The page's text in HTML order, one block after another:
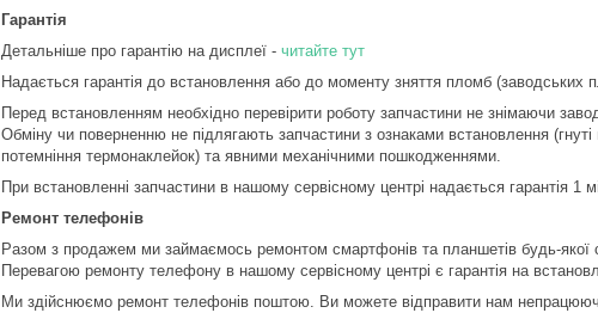
Гарантія
Детальніше про гарантію на дисплеї - читайте тут
Надається гарантія до встановлення або до моменту зняття пломб (заводських
Перед встановленням необхідно перевірити роботу запчастини не знімаючи
Обміну чи поверненню не підлягають запчастини з ознаками встановлення
потемніння термонаклейок) та явними механічними пошкодженнями.
При встановленні запчастини в нашому сервісному центрі надається гарантія 1
Ремонт телефонів
Разом з продажем ми займаємось ремонтом смартфонів та планшетів будь-якої
Перевагою ремонту телефону в нашому сервісному центрі є гарантія на
Ми здійснюємо ремонт телефонів поштою. Ви можете відправити нам